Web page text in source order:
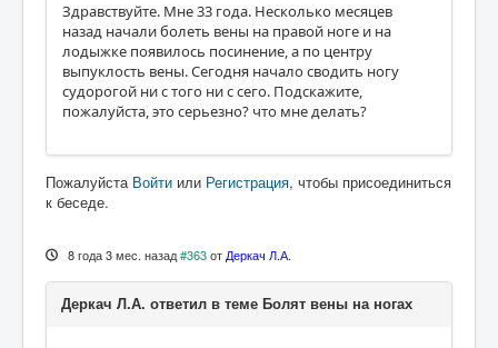
Здравствуйте. Мне 33 года. Несколько месяцев
назад начали болеть вены на правой ноге и на
лодыжке появилось посинение, а по центру
выпуклость вены. Сегодня начало сводить ногу
судорогой ни с того ни с сего. Подскажите,
пожалуйста, это серьезно? что мне делать?
Пожалуйста Войти или Регистрация, чтобы присоединиться
к беседе.
8 года 3 мес. назад #363 от Деркач Л.А.
Деркач Л.А. ответил в теме Болят вены на ногах